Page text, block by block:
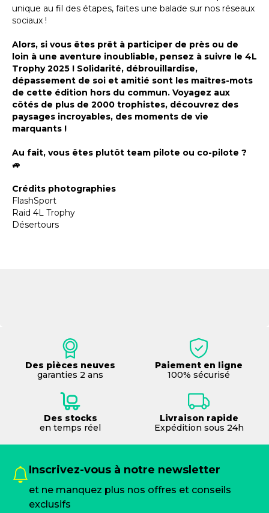
unique au fil des étapes, faites une balade sur nos réseaux
sociaux !
Alors, si vous êtes prêt à participer de près ou de
loin à une aventure inoubliable, pensez à suivre le 4L
Trophy 2025 ! Solidarité, débrouillardise,
dépassement de soi et amitié sont les maîtres-mots
de cette édition hors du commun. Voyagez aux
côtés de plus de 2000 trophistes, découvrez des
paysages incroyables, des moments de vie
marquants !
Au fait, vous êtes plutôt team pilote ou co-pilote ?
🚙
Crédits photographies
FlashSport
Raid 4L Trophy
Désertours
Des pièces neuves
garanties 2 ans
Paiement en ligne
100% sécurisé
Des stocks
en temps réel
Livraison rapide
Expédition sous 24h
Inscrivez-vous à notre newsletter
et ne manquez plus nos offres et conseils
exclusifs